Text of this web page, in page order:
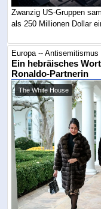
Zwanzig US-Gruppen
als 250 Millionen Dollar
Europa -- Antisemitismus
Ein hebräisches
Ronaldo-Partnerin
The White House